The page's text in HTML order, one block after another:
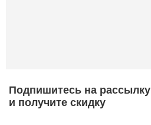
Подпишитесь на рассылку
и получите скидку